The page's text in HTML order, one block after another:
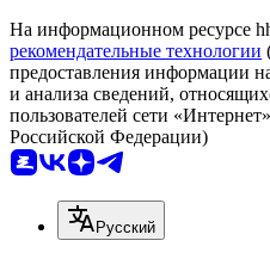
На информационном ресурсе
рекомендательные технологии
предоставления информации
и анализа сведений,
пользователей сети
Российской Федерации)
Русский